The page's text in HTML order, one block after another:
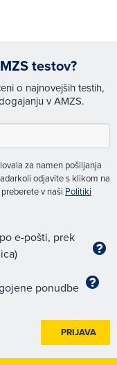
testov?
o najnovejših testih,
v AMZS.
za namen pošiljanja
odjavite s klikom na
v naši Politiki
e-pošti, prek
ponudbe
PRIJAVA